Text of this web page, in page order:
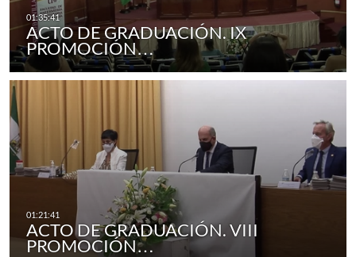
ACTO DE GRADUACIÓN. IX
PROMOCIÓN…
ACTO DE GRADUACIÓN. VIII
PROMOCIÓN…